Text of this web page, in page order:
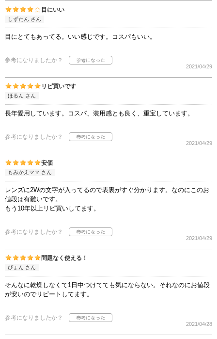
目にいい
しずたん さん
目にとてもあってる。いい感じです。コスパもいい。
参考になりましたか？
2021/04/29
リピ買いです
ほるん さん
長年愛用しています。コスパ、装用感とも良く、重宝しています。
参考になりましたか？
2021/04/29
安価
もみかえママ さん
レンズに2Wの文字が入ってるので表裏がすぐ分かります。なのにこのお
値段は有難いです。
もう10年以上リピ買いしてます。
参考になりましたか？
2021/04/29
問題なく使える！
ぴょん さん
そんなに乾燥しなくて1日中つけてても気にならない。それなのにお値段
が安いのでリピートしてます。
参考になりましたか？
2021/04/28